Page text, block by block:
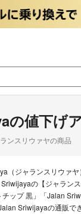
の値下げ
ンスリウァヤの商品
（ジャランスリウァ
の【ジャラ
ップ 黒」「Jalan
Sriwijayaの通販で